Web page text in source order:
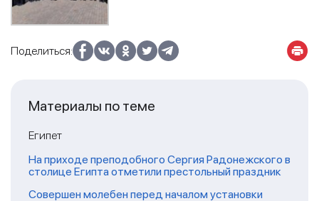
Поделиться:
Материалы по теме
Египет
На приходе преподобного Сергия Радонежского в
столице Египта отметили престольный праздник
Совершен молебен перед началом установки